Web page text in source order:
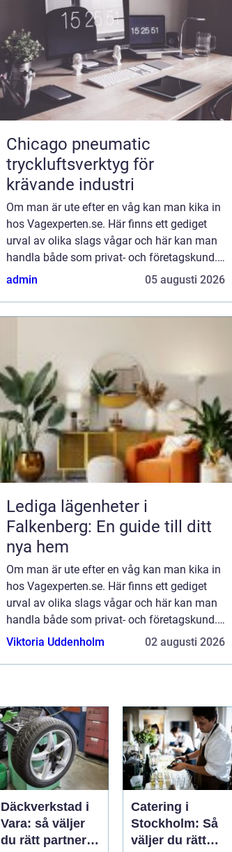
Chicago pneumatic
tryckluftsverktyg för
krävande industri
Om man är ute efter en våg kan man kika in
hos Vagexperten.se. Här finns ett gediget
urval av olika slags vågar och här kan man
handla både som privat- och företagskund.
Här finns Sveriges största urval...
admin 05 augusti 2026
Lediga lägenheter i
Falkenberg: En guide till ditt
nya hem
Om man är ute efter en våg kan man kika in
hos Vagexperten.se. Här finns ett gediget
urval av olika slags vågar och här kan man
handla både som privat- och företagskund.
Här finns Sveriges största urval...
Viktoria Uddenholm 02 augusti 2026
Däckverkstad i
Vara: så väljer
du rätt partner
Catering i
Stockholm: Så
väljer du rätt